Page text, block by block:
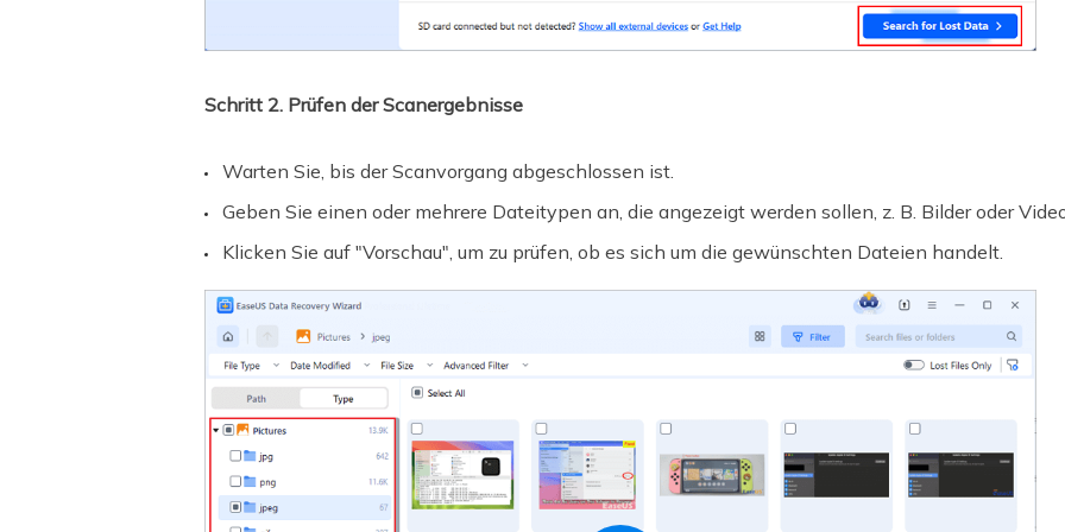
Schritt 2. Prüfen der Scanergebnisse
Warten Sie, bis der Scanvorgang abgeschlossen ist.
Geben Sie einen oder mehrere Dateitypen an, die angezeigt werden sollen, z. B. Bilder oder
Klicken Sie auf "Vorschau", um zu prüfen, ob es sich um die gewünschten Dateien handelt.